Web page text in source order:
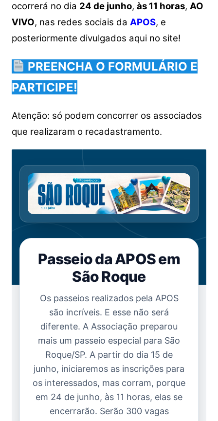
ocorrerá no dia 24 de junho, às 11 horas, AO
VIVO, nas redes sociais da APOS, e
posteriormente divulgados aqui no site!
PREENCHA O FORMULÁRIO E
PARTICIPE!
Atenção: só podem concorrer os associados
que realizaram o recadastramento.